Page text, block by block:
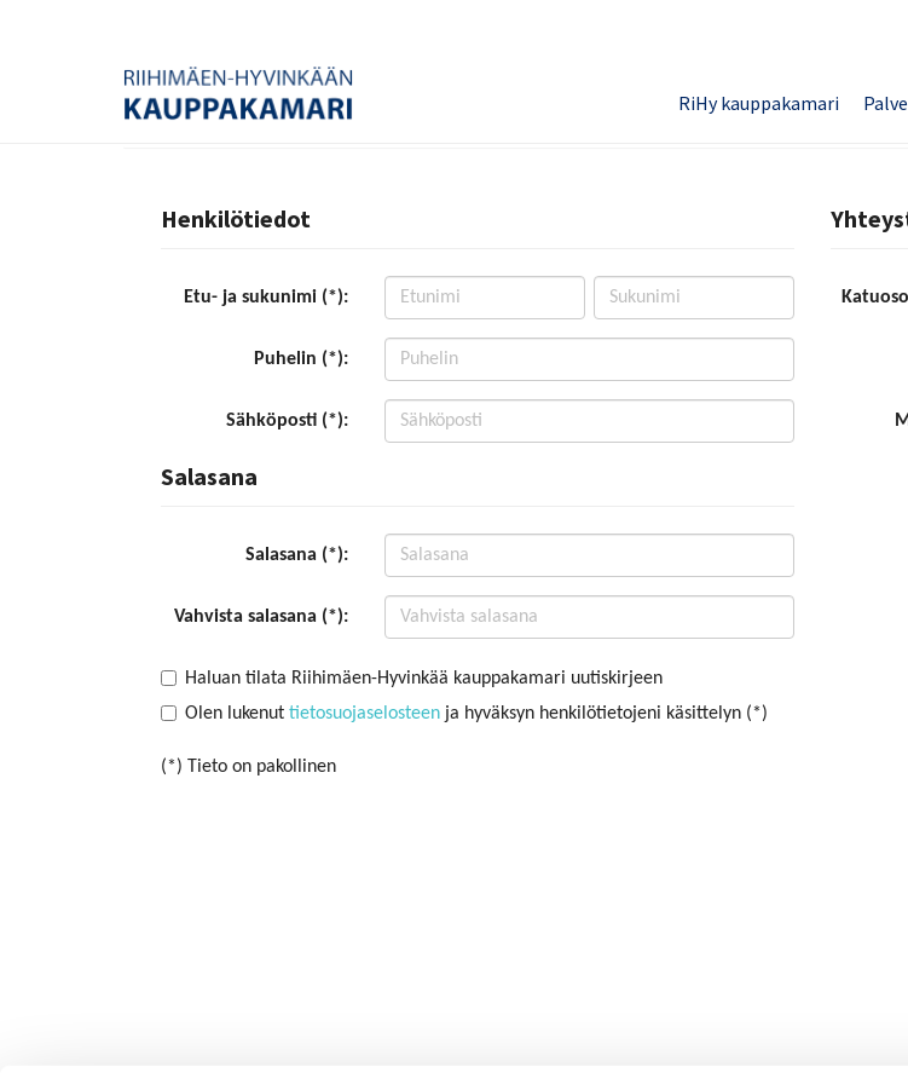
RiHy kauppakamari
Henkilötiedot
Etu- ja sukunimi (*):
Puhelin (*):
Sähköposti (*):
Salasana
Salasana (*):
Vahvista salasana (*):
Haluan tilata Riihimäen-Hyvinkää kauppakamari uutiskirjeen
Olen lukenut tietosuojaselosteen ja hyväksyn henkilötietojeni käsittelyn (*)
(*) Tieto on pakollinen